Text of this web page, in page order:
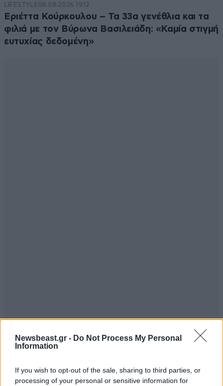
Newsbeast.gr - Do Not Process My Personal
Information
If you wish to opt-out of the sale, sharing to third parties, or
processing of your personal or sensitive information for
LIFESTYLE08·08·2026 19:12
Εριέττα Κούρκουλου – Τα 33α γενέθλια και τα
φιλιά με τον Βύρωνα Βασιλειάδη: «Καμία στιγμή
ευτυχίας δεδομένη»